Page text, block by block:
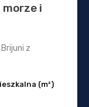
morze i
z
(m²)